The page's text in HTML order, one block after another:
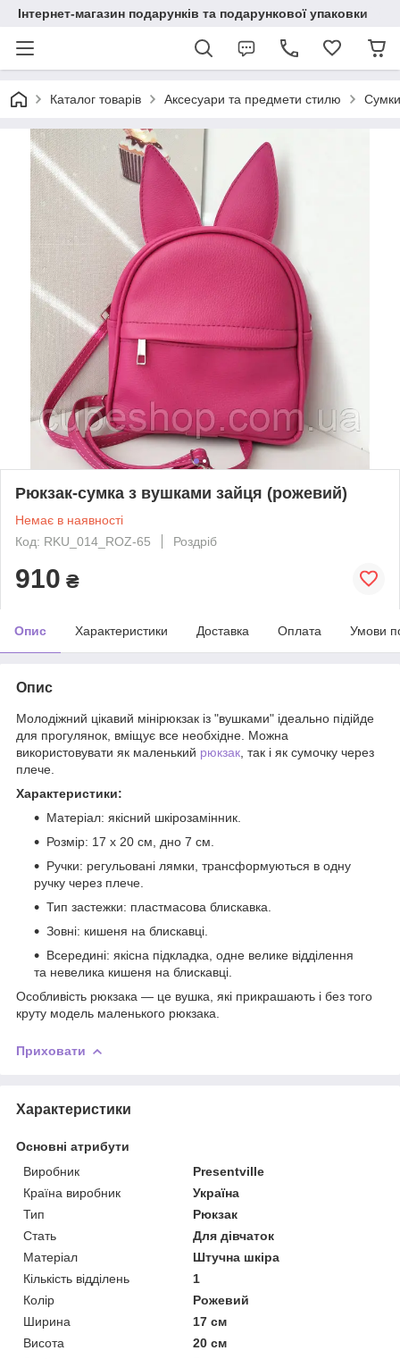
Інтернет-магазин подарунків та подарункової упаковки
Каталог товарів Аксесуари та предмети стилю
Рюкзак-сумка з вушками зайця (рожевий)
Немає в наявності
Код: RKU_014_ROZ-65
Роздріб
910 ₴
Опис Характеристики Доставка Оплата Умови
Опис
Молодіжний цікавий мінірюкзак із "вушками" ідеально підійде
для прогулянок, вміщує все необхідне. Можна
використовувати як маленький рюкзак , так і як сумочку через
плече.
Характеристики:
Матеріал: якісний шкірозамінник.
Розмір: 17 х 20 см, дно 7 см.
Ручки: регульовані лямки, трансформуються в одну
ручку через плече.
Тип застежки: пластмасова блискавка.
Зовні: кишеня на блискавці.
Всередині: якісна підкладка, одне велике відділення
та невелика кишеня на блискавці.
Особливість рюкзака — це вушка, які прикрашають і без того
круту модель маленького рюкзака.
Приховати
Характеристики
Основні атрибути
Виробник
Presentville
Країна виробник
Україна
Тип
Рюкзак
Стать
Для дівчаток
Матеріал
Штучна шкіра
Кількість відділень
1
Колір
Рожевий
Ширина
17 см
Висота
20 см